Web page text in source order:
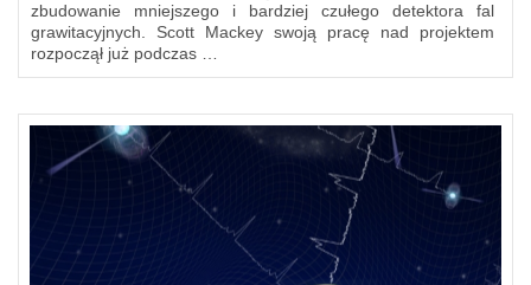
zbudowanie mniejszego i bardziej czułego detektora fal
grawitacyjnych. Scott Mackey swoją pracę nad projektem
rozpoczął już podczas …